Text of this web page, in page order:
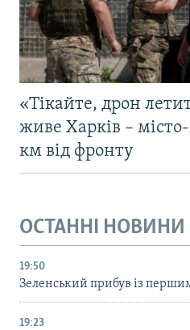
«Тікайте, дрон
живе Харків –
км від фронту
ОСТАННІ НОВИНИ
19:50
Зеленський прибув із
19:23